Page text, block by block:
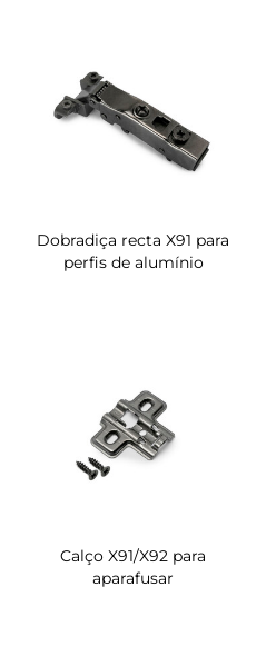
Dobradiça recta X91 para
perfis de alumínio
Calço X91/X92 para
aparafusar